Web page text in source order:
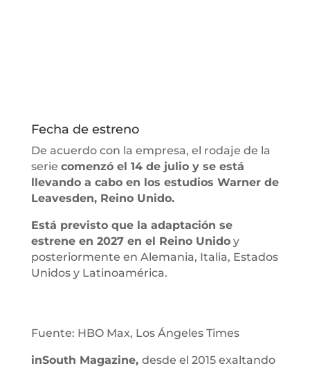
Fecha de estreno
De acuerdo con la empresa, el rodaje de la
serie comenzó el 14 de julio y se está
llevando a cabo en los estudios Warner de
Leavesden, Reino Unido.
Está previsto que la adaptación se
estrene en 2027 en el Reino Unidoy
posteriormente en Alemania, Italia, Estados
Unidos y Latinoamérica.
Fuente: HBO Max, Los Ángeles Times
inSouth Magazine, desde el 2015 exaltando